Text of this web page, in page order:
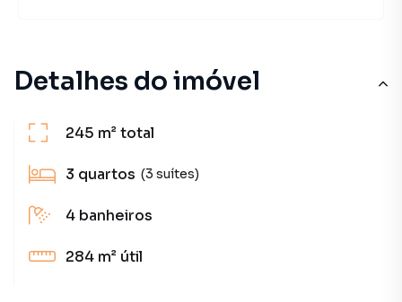
Detalhes do imóvel
245 m²total
3 quartos (3 suítes)
4 banheiros
284 m² útil